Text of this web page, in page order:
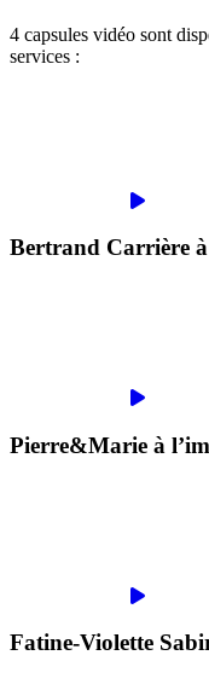
4 capsules vidéo sont
services :
Bertrand Carrière
Pierre&Marie à
Fatine-Violette